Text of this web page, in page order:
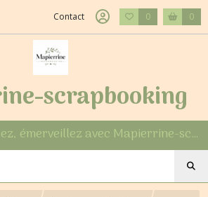
Contact 0 0
scrapbooking
Créez, personnalisez, émerveillez avec Mapierrine-scrapbooking